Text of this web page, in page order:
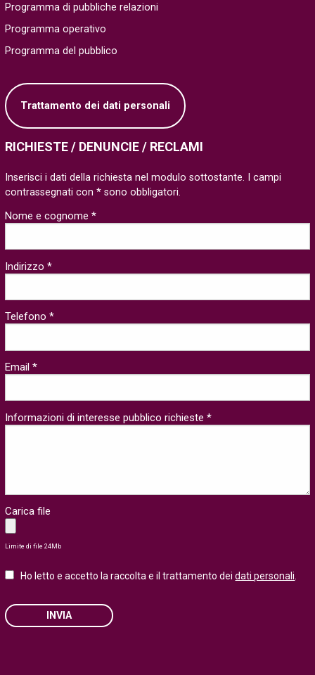
Programma di pubbliche relazioni
Programma operativo
Programma del pubblico
Trattamento dei dati personali
RICHIESTE / DENUNCIE / RECLAMI
Inserisci i dati della richiesta nel modulo sottostante. I campi
contrassegnati con * sono obbligatori.
Nome e cognome *
Indirizzo *
Telefono *
Email *
Informazioni di interesse pubblico richieste *
Carica file
Limite di file 24Mb
Ho letto e accetto la raccolta e il trattamento deidati personali.
INVIA